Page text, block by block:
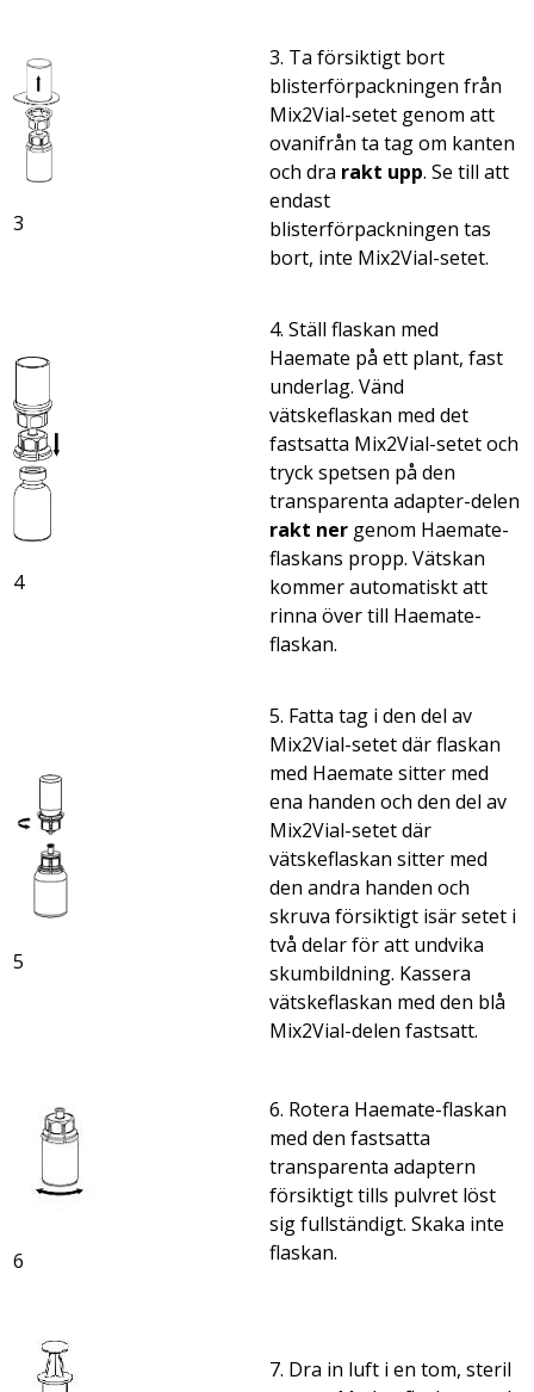
3
3. Ta försiktigt bort
blisterförpackningen från
Mix2Vial-setet genom att
ovanifrån ta tag om kanten
och dra rakt upp. Se till att
endast
blisterförpackningen tas
bort, inte Mix2Vial-setet.
4
4. Ställ flaskan med
Haemate på ett plant, fast
underlag. Vänd
vätskeflaskan med det
fastsatta Mix2Vial-setet och
tryck spetsen på den
transparenta adapter-delen
rakt ner genom Haemate-
flaskans propp. Vätskan
kommer automatiskt att
rinna över till Haemate-
flaskan.
5
5. Fatta tag i den del av
Mix2Vial-setet där flaskan
med Haemate sitter med
ena handen och den del av
Mix2Vial-setet där
vätskeflaskan sitter med
den andra handen och
skruva försiktigt isär setet i
två delar för att undvika
skumbildning. Kassera
vätskeflaskan med den blå
Mix2Vial-delen fastsatt.
6
6. Rotera Haemate-flaskan
med den fastsatta
transparenta adaptern
försiktigt tills pulvret löst
sig fullständigt. Skaka inte
flaskan.
7. Dra in luft i en tom, steril